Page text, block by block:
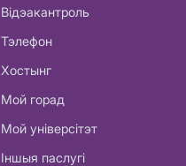
Відэакантроль
Тэлефон
Хостынг
Мой горад
Мой універсітэт
Іншыя паслугі